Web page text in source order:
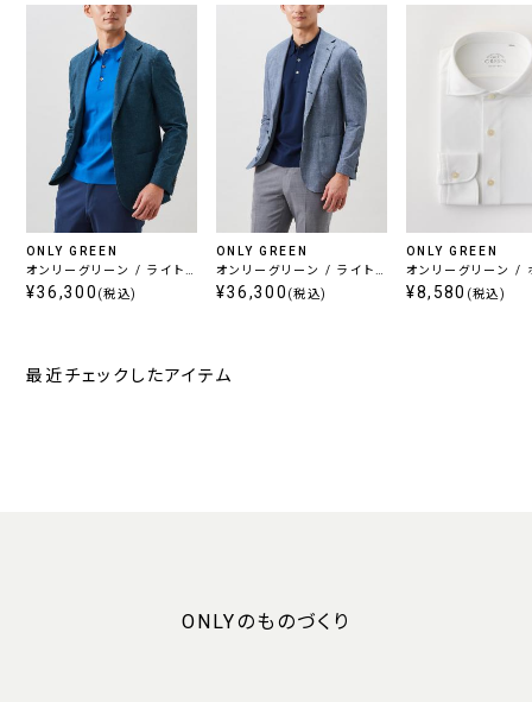
ONLY GREEN
オンリーグリーン / ライト
ナイロンジャケット ブルー
¥36,300 (税込)
ONLY GREEN
オンリーグリーン / ライト
ナイロンジャケット ライト
¥36,300 (税込)
ONLY GREEN
オンリーグリーン /
ンタル オックスフ
¥8,580 (税込)
最近チェックしたアイテム
ONLYのものづくり